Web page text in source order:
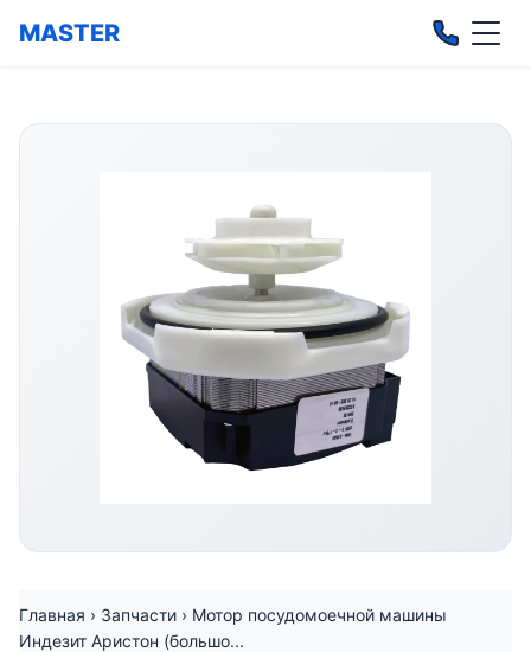
MASTER
Главная › Запчасти › Мотор посудомоечной машины
Индезит Аристон (большо...